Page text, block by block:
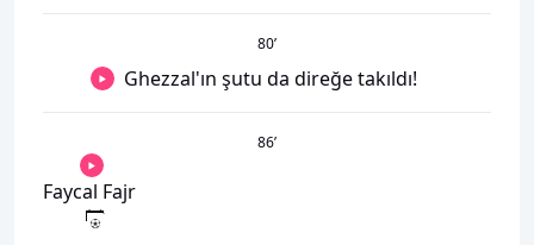
80’
Ghezzal'ın şutu da direğe takıldı!
86’
Faycal Fajr